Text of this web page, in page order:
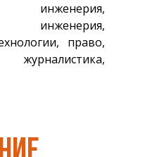
инженерия,
инженерия,
право,